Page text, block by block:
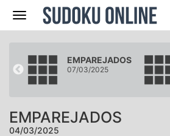
Navegación
EMPAREJADOS
07/03/2025
EMPAREJADOS
04/03/2025